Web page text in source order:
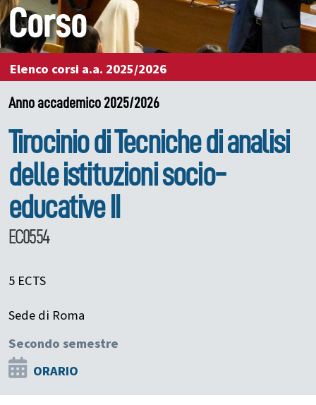
Corso
Elenco corsi a.a. 2025/2026
Anno accademico 2025/2026
Tirocinio di Tecniche di analisi
delle istituzioni socio-
educative II
EC0554
5 ECTS
Sede di Roma
Secondo semestre
ORARIO